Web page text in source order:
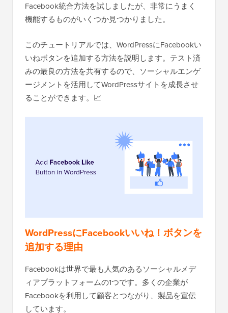
Facebook統合方法を試しましたが、非常にうまく
機能するものがいくつか見つかりました。
このチュートリアルでは、WordPressにFacebookい
いねボタンを追加する方法を説明します。テスト済
みの最良の方法を共有するので、ソーシャルエンゲ
ージメントを活用してWordPressサイトを成長させ
ることができます。📈
WordPressにFacebookいいね！ボタンを
追加する理由
Facebookは世界で最も人気のあるソーシャルメデ
ィアプラットフォームの1つです。多くの企業が
Facebookを利用して顧客とつながり、製品を宣伝
しています。